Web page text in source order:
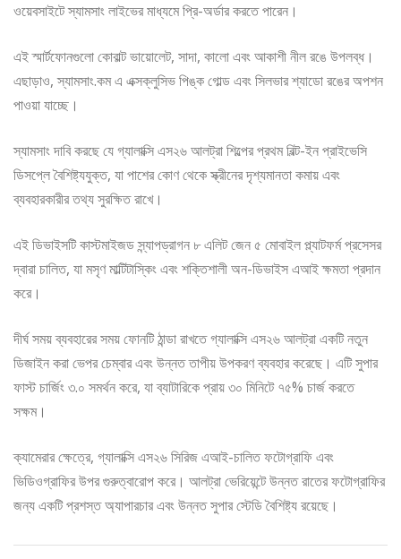
ওয়েবসাইটে স্যামসাং লাইভের মাধ্যমে প্রি-অর্ডার করতে পারেন।
এই স্মার্টফোনগুলো কোবাল্ট ভায়োলেট, সাদা, কালো এবং আকাশী নীল রঙে উপলব্ধ।
এছাড়াও, স্যামসাং.কম এ এক্সক্লুসিভ পিঙ্ক গোল্ড এবং সিলভার শ্যাডো রঙের অপশন
পাওয়া যাচ্ছে।
স্যামসাং দাবি করছে যে গ্যালাক্সি এস২৬ আলট্রা শিল্পের প্রথম বিল্ট-ইন প্রাইভেসি
ডিসপ্লে বৈশিষ্ট্যযুক্ত, যা পাশের কোণ থেকে স্ক্রীনের দৃশ্যমানতা কমায় এবং
ব্যবহারকারীর তথ্য সুরক্ষিত রাখে।
এই ডিভাইসটি কাস্টমাইজড স্ন্যাপড্রাগন ৮ এলিট জেন ৫ মোবাইল প্ল্যাটফর্ম প্রসেসর
দ্বারা চালিত, যা মসৃণ মাল্টিটাস্কিং এবং শক্তিশালী অন-ডিভাইস এআই ক্ষমতা প্রদান
করে।
দীর্ঘ সময় ব্যবহারের সময় ফোনটি ঠান্ডা রাখতে গ্যালাক্সি এস২৬ আলট্রা একটি নতুন
ডিজাইন করা ভেপর চেম্বার এবং উন্নত তাপীয় উপকরণ ব্যবহার করেছে। এটি সুপার
ফাস্ট চার্জিং ৩.০ সমর্থন করে, যা ব্যাটারিকে প্রায় ৩০ মিনিটে ৭৫% চার্জ করতে
সক্ষম।
ক্যামেরার ক্ষেত্রে, গ্যালাক্সি এস২৬ সিরিজ এআই-চালিত ফটোগ্রাফি এবং
ভিডিওগ্রাফির উপর গুরুত্বারোপ করে। আলট্রা ভেরিয়েন্টে উন্নত রাতের ফটোগ্রাফির
জন্য একটি প্রশস্ত অ্যাপারচার এবং উন্নত সুপার স্টেডি বৈশিষ্ট্য রয়েছে।